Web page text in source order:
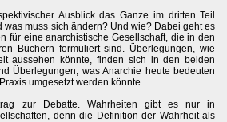
Ausblick das Ganze im dritten Teil
was muss sich ändern? Und wie? Dabei geht es
für eine anarchistische Gesellschaft, die in den
Büchern formuliert sind. Überlegungen, wie
aussehen könnte, finden sich in den beiden
Überlegungen, was Anarchie heute bedeuten
umgesetzt werden könnte.
zur Debatte. Wahrheiten gibt es nur in
denn die Definition der Wahrheit als